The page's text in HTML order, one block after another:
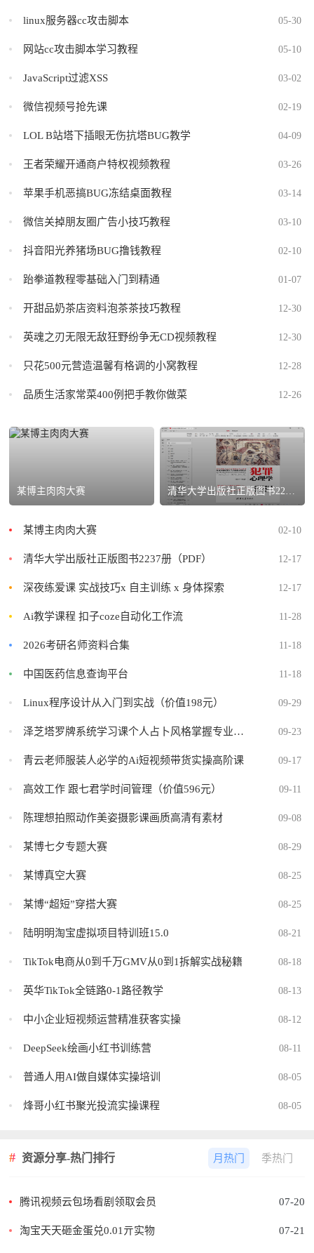
linux服务器cc攻击脚本 05-30
网站cc攻击脚本学习教程 05-10
JavaScript过滤XSS 03-02
微信视频号抢先课 02-19
LOL B站塔下插眼无伤抗塔BUG教学 04-09
王者荣耀开通商户特权视频教程 03-26
苹果手机恶搞BUG冻结桌面教程 03-14
微信关掉朋友圈广告小技巧教程 03-10
抖音阳光养猪场BUG撸钱教程 02-10
跆拳道教程零基础入门到精通 01-07
开甜品奶茶店资料泡茶茶技巧教程 12-30
英魂之刃无限无敌狂野纷争无CD视频教程 12-30
只花500元营造温馨有格调的小窝教程 12-28
品质生活家常菜400例把手教你做菜 12-26
某博主肉肉大赛 清华大学出版社正版图书2237册（PDF）
某博主肉肉大赛 02-10
清华大学出版社正版图书2237册（PDF） 12-17
深夜练爱课 实战技巧x 自主训练 x 身体探索 12-17
Ai教学课程 扣子coze自动化工作流 11-28
2026考研名师资料合集 11-18
中国医药信息查询平台 11-18
Linux程序设计从入门到实战（价值198元） 09-29
泽芝塔罗牌系统学习课个人占卜风格掌握专业能力 09-23
青云老师服装人必学的Ai短视频带货实操高阶课 09-17
高效工作 跟七君学时间管理（价值596元） 09-11
陈理想拍照动作美姿摄影课画质高清有素材 09-08
某博七夕专题大赛 08-29
某博真空大赛 08-25
某博“超短”穿搭大赛 08-25
陆明明淘宝虚拟项目特训班15.0 08-21
TikTok电商从0到千万GMV从0到1拆解实战秘籍 08-18
英华TikTok全链路0-1路径教学 08-13
中小企业短视频运营精准获客实操 08-12
DeepSeek绘画小红书训练营 08-11
普通人用AI做自媒体实操培训 08-05
烽哥小红书聚光投流实操课程 08-05
资源分享-热门排行 月热门 季热门
07-20
腾讯视频云包场看剧领取会员
07-21
淘宝天天砸金蛋兑0.01亓实物